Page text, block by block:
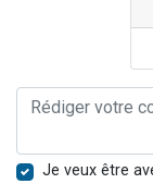
Je veux être